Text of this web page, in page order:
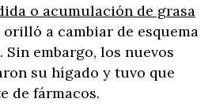
o acumulación de grasa
a cambiar de esquema
embargo, los nuevos
su hígado y tuvo que
de fármacos.